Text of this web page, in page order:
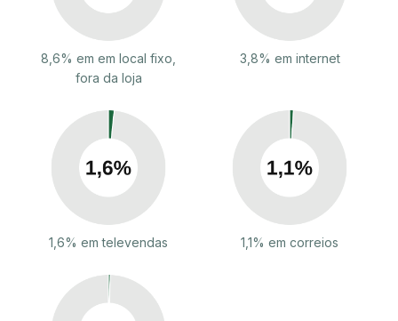
8,6% em em local fixo,
fora da loja
3,8% em internet
1,6% em televendas 1,1% em correios